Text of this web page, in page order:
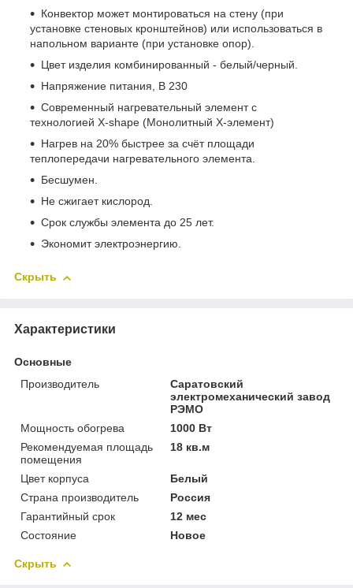
Конвектор может монтироваться на стену (при
установке стеновых кронштейнов) или использоваться в
напольном варианте (при установке опор).
Цвет изделия комбинированный - белый/черный.
Напряжение питания, В 230
Современный нагревательный элемент с
технологией X-shape (Монолитный Х-элемент)
Нагрев на 20% быстрее за счёт площади
теплопередачи нагревательного элемента.
Бесшумен.
Не сжигает кислород.
Срок службы элемента до 25 лет.
Экономит электроэнергию.
Скрыть
Характеристики
Основные
Производитель
Саратовский
электромеханический завод
РЭМО
Мощность обогрева
1000 Вт
Рекомендуемая площадь
помещения
18 кв.м
Цвет корпуса
Белый
Страна производитель
Россия
Гарантийный срок
12 мес
Состояние
Новое
Скрыть